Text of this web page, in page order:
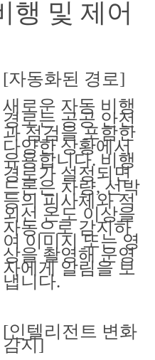
행 및 제어
[자동화된 경로]
새로운 자동 비행
경로는 공공 안전
과 점검을 포함한
다양한 상황에서
유용합니다. 비행
경로가 설정되면
드론은 차량, 선박
등의 피사체와 적
외선 온도 이상을
자동으로 감지하
여 이미지 또는 영
상을 촬영해 운영
자에게 알림을 보
냅니다.
[인텔리전트 변화
감지]